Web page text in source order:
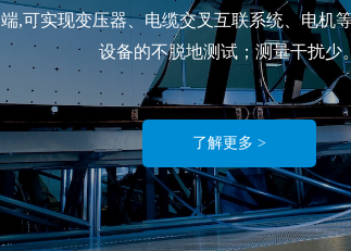
端,可实现变压器、电缆交叉互联系统、电机
设备的不脱地测试；测量干扰少
了解更多 >